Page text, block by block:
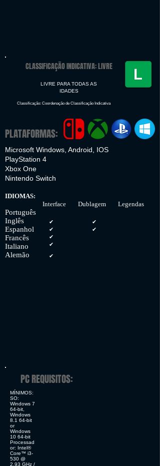
CLASSIFICAÇÃO INDICATIVA: LIVRE
LIVRE PARA TODAS AS
IDADES
Classificação: Coordenação de Classificação Indicativa
PLATAFORMAS:
Microsoft Windows, Android, IOS
PlayStation 4
Xbox One
Nintendo Switch
IDIOMAS:
Interface Dublagem Legendas
Português
Inglês
Espanhol
Francês
Italiano
Alemão
✔
✔
✔
✔
✔
✔
✔
PC REQUISITOS:
MÍNIMOS:
SO:
Windows 7
64-bit,
Windows
8.1 64-bit
or
Windows
10 64-bit
Processad
or: Intel®
Core™ i3-
530 @
2.93 GHz /